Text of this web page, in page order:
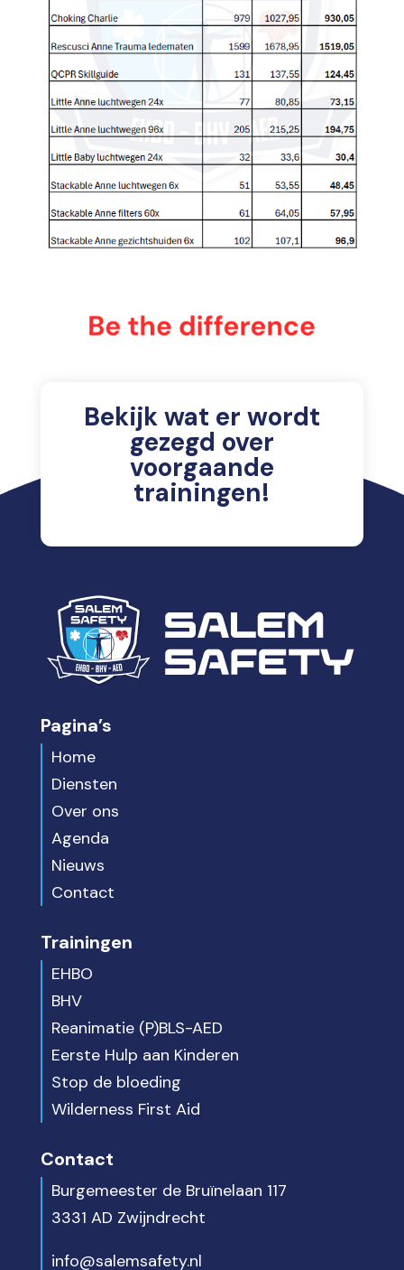
Bekijk wat er wordt
gezegd over
voorgaande
trainingen!
Pagina’s
Home
Diensten
Over ons
Agenda
Nieuws
Contact
Trainingen
EHBO
BHV
Reanimatie (P)BLS-AED
Eerste Hulp aan Kinderen
Stop de bloeding
Wilderness First Aid
Contact
Burgemeester de Bruïnelaan 117
3331 AD Zwijndrecht
info@salemsafety.nl